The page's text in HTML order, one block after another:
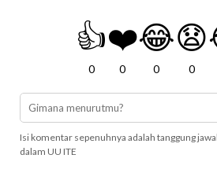
👍
0
❤️
0
😂
0
😧
0
Isi komentar sepenuhnya adalah tanggung
dalam UU ITE